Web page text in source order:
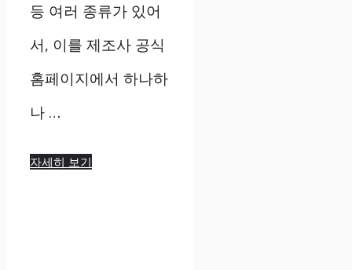
등 여러 종류가 있어
서, 이를 제조사 공식
홈페이지에서 하나하
나 …
자세히 보기